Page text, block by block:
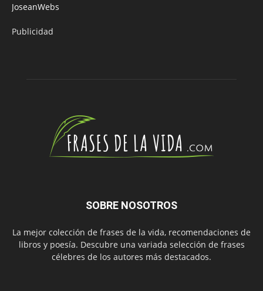
JoseanWebs
Publicidad
SOBRE NOSOTROS
La mejor colección de frases de la vida, recomendaciones de
libros y poesía. Descubre una variada selección de frases
célebres de los autores más destacados.